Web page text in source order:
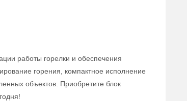
работы горелки и обеспечения
горения, компактное исполнение
объектов. Приобретите блок